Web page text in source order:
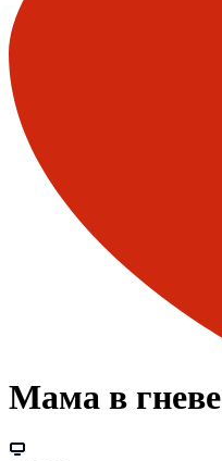
Мама в гневе